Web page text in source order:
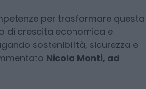
per trasformare questa
di crescita economica e
sostenibilità, sicurezza e
Nicola Monti, ad